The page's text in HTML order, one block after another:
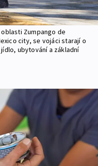
Zumpango de
city, se vojáci starají o
ubytování a základní